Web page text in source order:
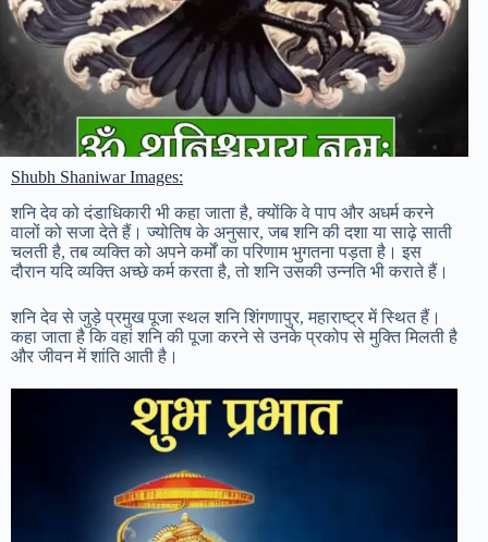
Shubh Shaniwar Images:
शनि देव को दंडाधिकारी भी कहा जाता है, क्योंकि वे पाप और अधर्म करने
वालों को सजा देते हैं। ज्योतिष के अनुसार, जब शनि की दशा या साढ़े साती
चलती है, तब व्यक्ति को अपने कर्मों का परिणाम भुगतना पड़ता है। इस
दौरान यदि व्यक्ति अच्छे कर्म करता है, तो शनि उसकी उन्नति भी कराते हैं।
शनि देव से जुड़े प्रमुख पूजा स्थल शनि शिंगणापुर, महाराष्ट्र में स्थित हैं।
कहा जाता है कि वहां शनि की पूजा करने से उनके प्रकोप से मुक्ति मिलती है
और जीवन में शांति आती है।